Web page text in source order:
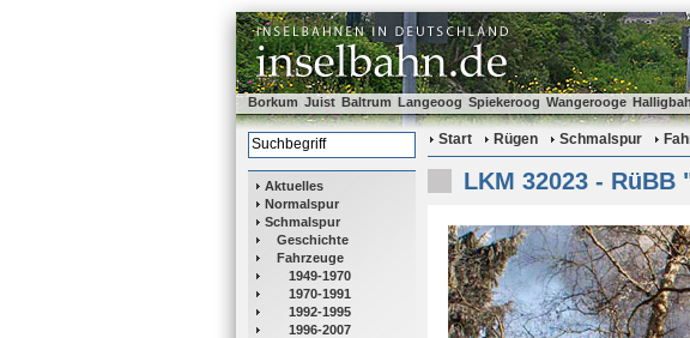
Borkum Juist Baltrum Langeoog Spiekeroog Wangerooge
Aktuelles
Normalspur
Schmalspur
Geschichte
Fahrzeuge
1949-1970
1970-1991
1992-1995
1996-2007
Start Rügen Schmalspur
LKM 32023 - RüBB